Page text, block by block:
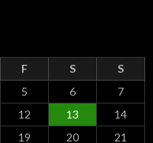
F S
S
5 6
7
12 13
14
19 20 21